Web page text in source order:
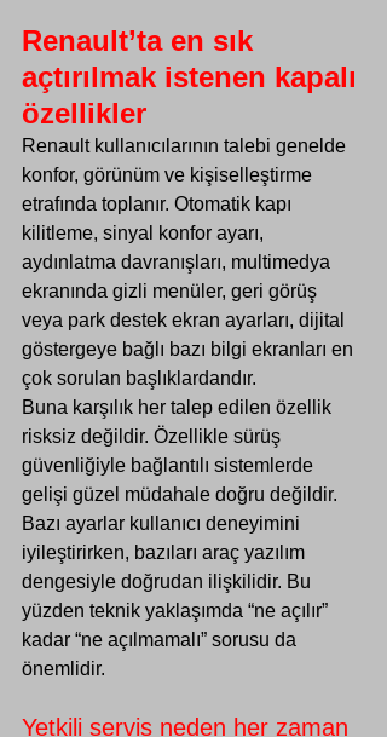
Renault’ta en sık
açtırılmak istenen kapalı
özellikler
Renault kullanıcılarının talebi genelde
konfor, görünüm ve kişiselleştirme
etrafında toplanır. Otomatik kapı
kilitleme, sinyal konfor ayarı,
aydınlatma davranışları, multimedya
ekranında gizli menüler, geri görüş
veya park destek ekran ayarları, dijital
göstergeye bağlı bazı bilgi ekranları en
çok sorulan başlıklardandır.
Buna karşılık her talep edilen özellik
risksiz değildir. Özellikle sürüş
güvenliğiyle bağlantılı sistemlerde
gelişi güzel müdahale doğru değildir.
Bazı ayarlar kullanıcı deneyimini
iyileştirirken, bazıları araç yazılım
dengesiyle doğrudan ilişkilidir. Bu
yüzden teknik yaklaşımda “ne açılır”
kadar “ne açılmamalı” sorusu da
önemlidir.
Yetkili servis neden her zaman